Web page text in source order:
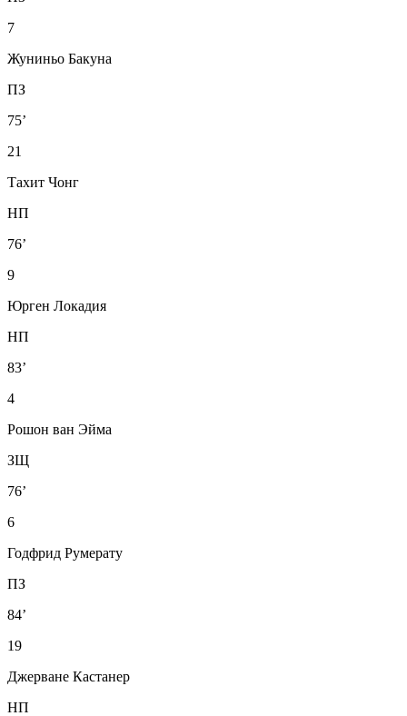
7
Жуниньо Бакуна
ПЗ
75’
21
Тахит Чонг
НП
76’
9
Юрген Локадия
НП
83’
4
Рошон ван Эйма
ЗЩ
76’
6
Годфрид Румерату
ПЗ
84’
19
Джерване Кастанер
НП